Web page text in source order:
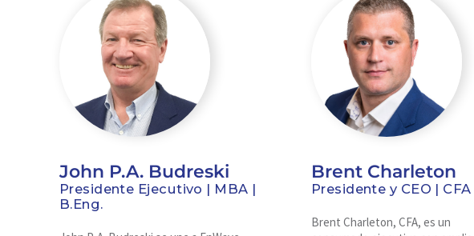
John P.A. Budreski
Presidente Ejecutivo | MBA |
B.Eng.
Brent Charleton
Presidente y CEO | CFA
Brent Charleton, CFA, es un